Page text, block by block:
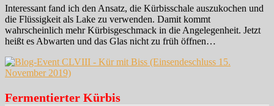
Interessant fand ich den Ansatz, die Kürbisschale auszukochen und
die Flüssigkeit als Lake zu verwenden. Damit kommt
wahrscheinlich mehr Kürbisgeschmack in die Angelegenheit. Jetzt
heißt es Abwarten und das Glas nicht zu früh öffnen…
Fermentierter Kürbis